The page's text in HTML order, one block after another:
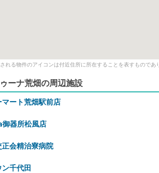
れる物件のアイコンは付近住所に所在することを表すものであ
ーナ荒畑の周辺施設
ート荒畑駅前店
器所松風店
会精治寮病院
千代田